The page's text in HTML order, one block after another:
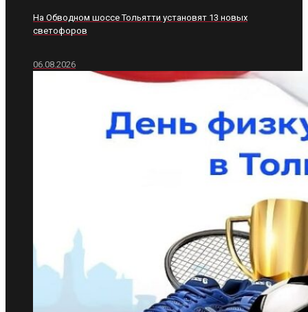
На Обводном шоссе Тольятти установят 13 новых
светофоров
06.08.2026